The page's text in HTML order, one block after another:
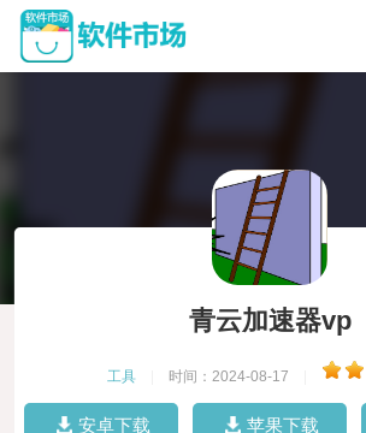
青云加速器vp
工具 时间：2024-08-17
安卓下载 苹果下载